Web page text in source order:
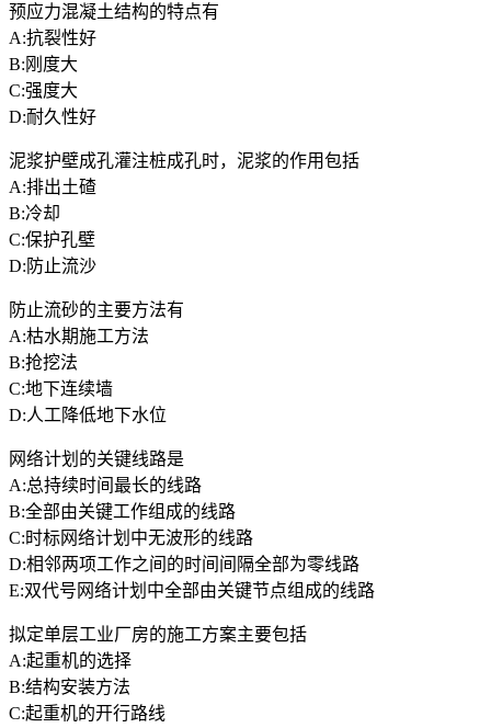
预应力混凝土结构的特点有
A:抗裂性好
B:刚度大
C:强度大
D:耐久性好
泥浆护壁成孔灌注桩成孔时，泥浆的作用包括
A:排出土碴
B:冷却
C:保护孔壁
D:防止流沙
防止流砂的主要方法有
A:枯水期施工方法
B:抢挖法
C:地下连续墙
D:人工降低地下水位
网络计划的关键线路是
A:总持续时间最长的线路
B:全部由关键工作组成的线路
C:时标网络计划中无波形的线路
D:相邻两项工作之间的时间间隔全部为零线路
E:双代号网络计划中全部由关键节点组成的线路
拟定单层工业厂房的施工方案主要包括
A:起重机的选择
B:结构安装方法
C:起重机的开行路线